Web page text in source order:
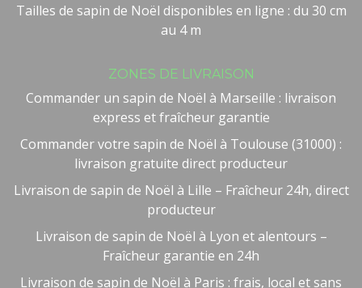
Tailles de sapin de Noël disponibles en ligne : du 30 cm
au 4 m
ZONES DE LIVRAISON
Commander un sapin de Noël à Marseille : livraison
express et fraîcheur garantie
Commander votre sapin de Noël à Toulouse (31000) :
livraison gratuite direct producteur
Livraison de sapin de Noël à Lille – Fraîcheur 24h, direct
producteur
Livraison de sapin de Noël à Lyon et alentours –
Fraîcheur garantie en 24h
Livraison de sapin de Noël à Paris : frais, local et sans
🤖 Besoin d'aide ?
Bienvenue chez NOEL VERT